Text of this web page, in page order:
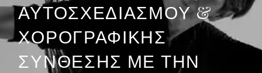
ΑΥΤΟΣΧΕΔΙΑΣΜΟΥ &
ΧΟΡΟΓΡΑΦΙΚΗΣ
ΣΥΝΘΕΣΗΣ ΜΕ ΤΗΝ